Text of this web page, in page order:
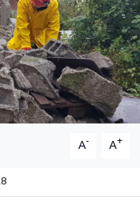
A- A+